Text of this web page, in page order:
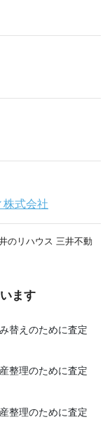
式会社
のリハウス 三井不動
ます
替えのために査定
整理のために査定
整理のために査定